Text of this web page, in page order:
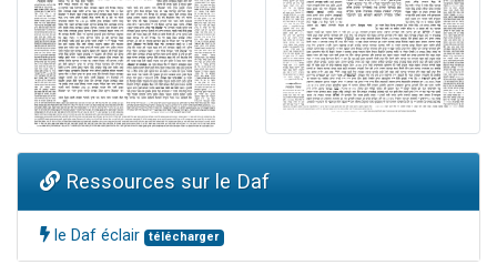
Ressources sur le Daf
le Daf éclair télécharger